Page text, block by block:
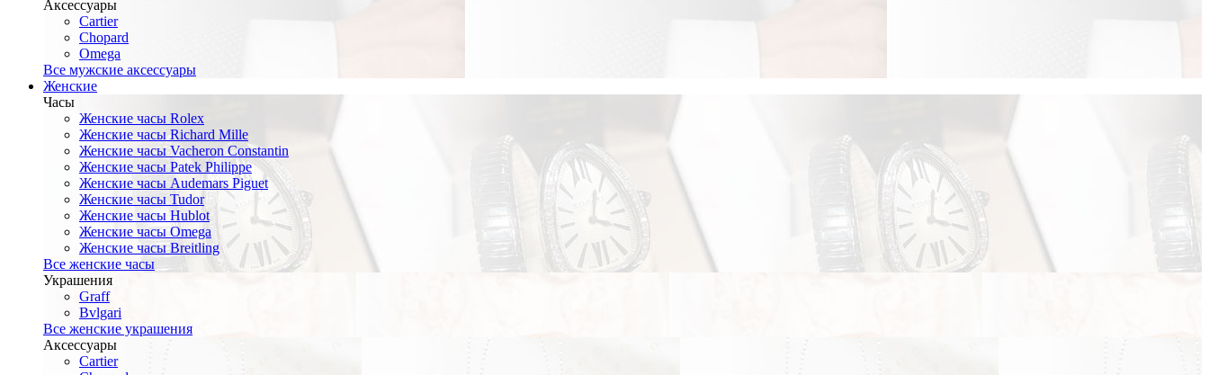
Аксессуары
Cartier
Chopard
Omega
Все мужские аксессуары
Женские
Часы
Женские часы Rolex
Женские часы Richard Mille
Женские часы Vacheron Constantin
Женские часы Patek Philippe
Женские часы Audemars Piguet
Женские часы Tudor
Женские часы Hublot
Женские часы Omega
Женские часы Breitling
Все женские часы
Украшения
Graff
Bvlgari
Все женские украшения
Аксессуары
Cartier